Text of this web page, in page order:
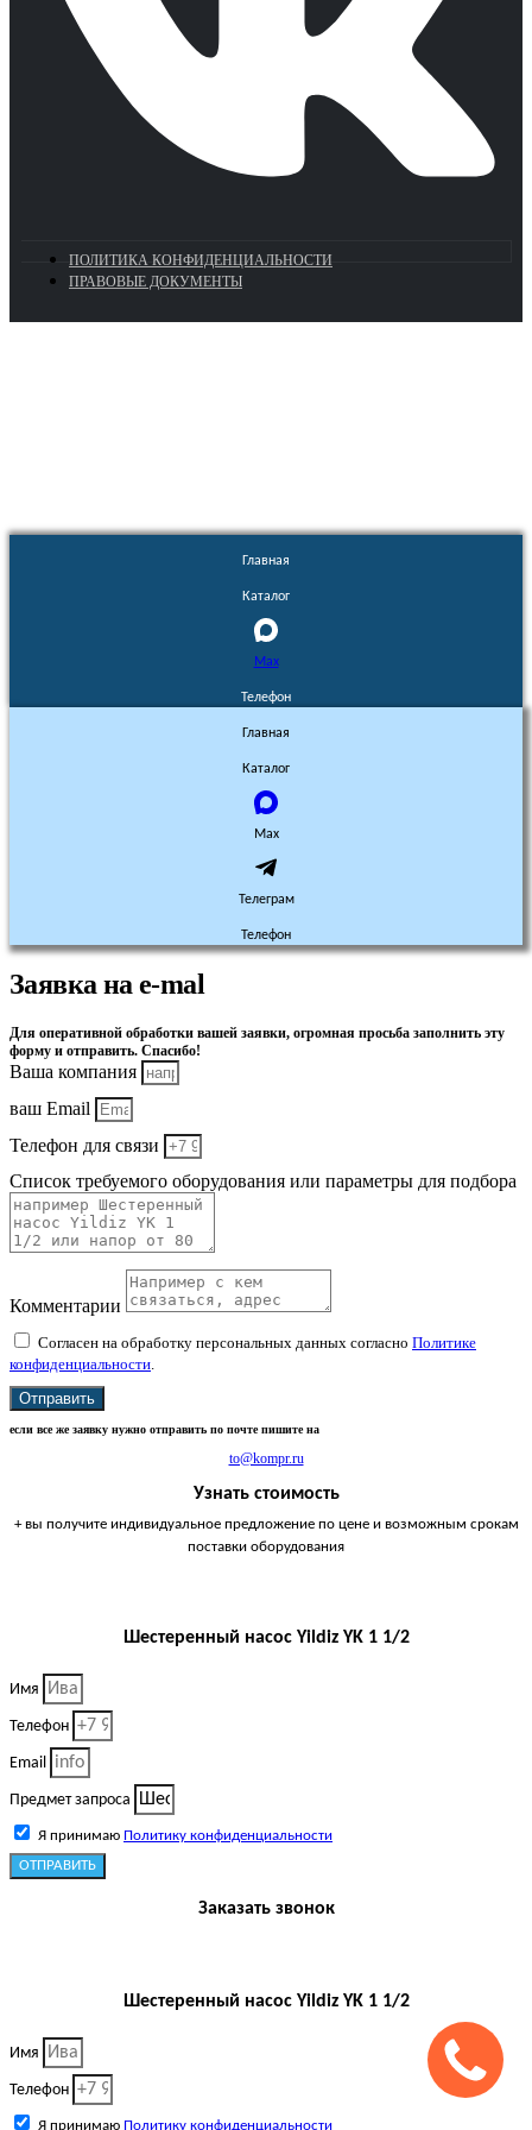
ПОЛИТИКА КОНФИДЕНЦИАЛЬНОСТИ
ПРАВОВЫЕ ДОКУМЕНТЫ
Главная
Каталог
Max
Телефон
Главная
Каталог
Max
Телеграм
Телефон
Заявка на e-mal
Для оперативной обработки вашей заявки, огромная просьба заполнить эту
форму и отправить. Спасибо!
Ваша компания
ваш Email
Телефон для связи
Список требуемого оборудования или параметры для подбора
Комментарии
Согласен на обработку персональных данных согласно Политике
конфиденциальности.
Отправить
если все же заявку нужно отправить по почте пишите на
to@kompr.ru
Узнать стоимость
+ вы получите индивидуальное предложение по цене и возможным срокам
поставки оборудования
Шестеренный насос Yildiz YK 1 1/2
Имя
Телефон
Email
Предмет запроса
Я принимаю Политику конфиденциальности
ОТПРАВИТЬ
Заказать звонок
Шестеренный насос Yildiz YK 1 1/2
Имя
Телефон
Я принимаю Политику конфиденциальности